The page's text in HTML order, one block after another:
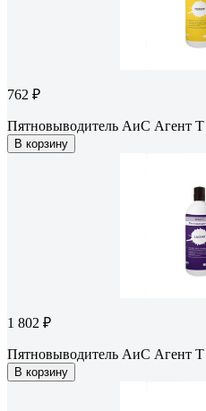
762 ₽
Пятновыводитель АиС Агент Т
В корзину
1 802 ₽
Пятновыводитель АиС Агент
В корзину